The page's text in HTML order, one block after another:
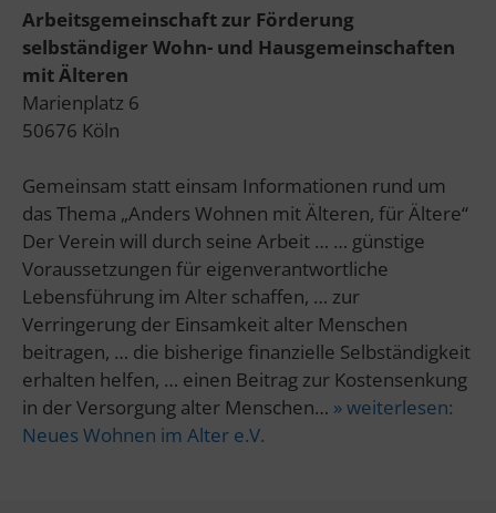
Arbeitsgemeinschaft zur Förderung
selbständiger Wohn- und Hausgemeinschaften
mit Älteren
Marienplatz 6
50676 Köln
Gemeinsam statt einsam Informationen rund um
das Thema „Anders Wohnen mit Älteren, für Ältere“
Der Verein will durch seine Arbeit … … günstige
Voraussetzungen für eigenverantwortliche
Lebensführung im Alter schaffen, … zur
Verringerung der Einsamkeit alter Menschen
beitragen, … die bisherige finanzielle Selbständigkeit
erhalten helfen, … einen Beitrag zur Kostensenkung
in der Versorgung alter Menschen… » weiterlesen:
Neues Wohnen im Alter e.V.